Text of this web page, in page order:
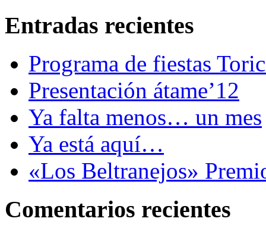
Entradas recientes
Programa de fiestas
Presentación átame’12
Ya falta menos… un mes
Ya está aquí…
«Los Beltranejos»
Comentarios recientes